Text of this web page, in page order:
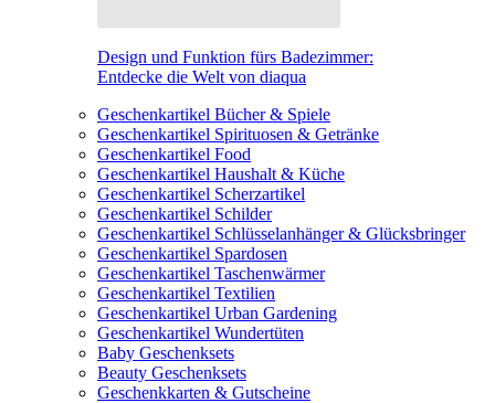
Design und Funktion fürs Badezimmer:
Entdecke die Welt von diaqua
Geschenkartikel Bücher & Spiele
Geschenkartikel Spirituosen & Getränke
Geschenkartikel Food
Geschenkartikel Haushalt & Küche
Geschenkartikel Scherzartikel
Geschenkartikel Schilder
Geschenkartikel Schlüsselanhänger & Glücksbringer
Geschenkartikel Spardosen
Geschenkartikel Taschenwärmer
Geschenkartikel Textilien
Geschenkartikel Urban Gardening
Geschenkartikel Wundertüten
Baby Geschenksets
Beauty Geschenksets
Geschenkkarten & Gutscheine